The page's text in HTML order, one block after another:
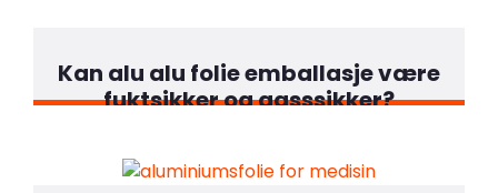
Kan alu alu folie emballasje være
fuktsikker og gasssikker?